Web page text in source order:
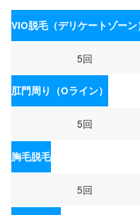
VIO脱毛（デリケートゾーン
5回
肛門周り（Oライン）
5回
胸毛脱毛
5回